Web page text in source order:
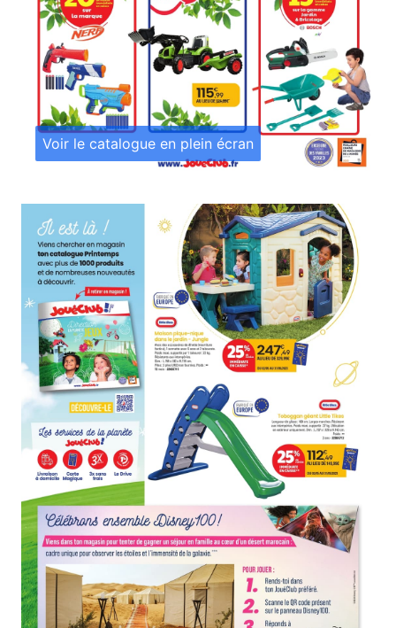
Voir le catalogue en plein écran